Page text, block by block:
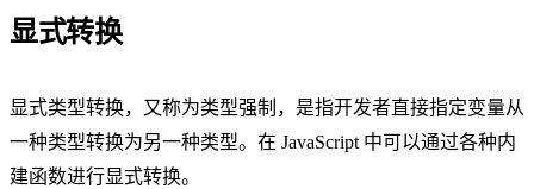
显式转换
显式类型转换，又称为类型强制，是指开发者直接指定变量从
一种类型转换为另一种类型。在 JavaScript 中可以通过各种内
建函数进行显式转换。